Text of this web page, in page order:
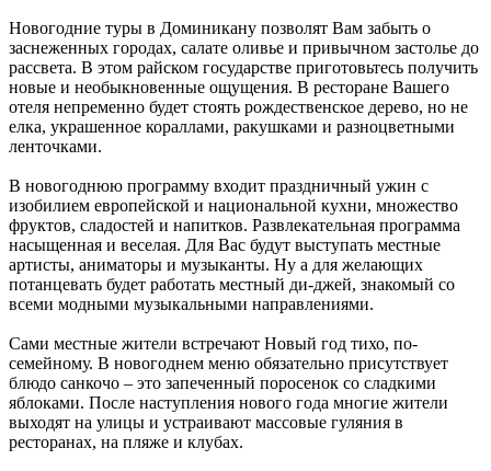
Новогодние туры в Доминикану позволят Вам забыть о
заснеженных городах, салате оливье и привычном застолье до
рассвета. В этом райском государстве приготовьтесь получить
новые и необыкновенные ощущения. В ресторане Вашего
отеля непременно будет стоять рождественское дерево, но не
елка, украшенное кораллами, ракушками и разноцветными
ленточками.
В новогоднюю программу входит праздничный ужин с
изобилием европейской и национальной кухни, множество
фруктов, сладостей и напитков. Развлекательная программа
насыщенная и веселая. Для Вас будут выступать местные
артисты, аниматоры и музыканты. Ну а для желающих
потанцевать будет работать местный ди-джей, знакомый со
всеми модными музыкальными направлениями.
Сами местные жители встречают Новый год тихо, по-
семейному. В новогоднем меню обязательно присутствует
блюдо санкочо – это запеченный поросенок со сладкими
яблоками. После наступления нового года многие жители
выходят на улицы и устраивают массовые гуляния в
ресторанах, на пляже и клубах.